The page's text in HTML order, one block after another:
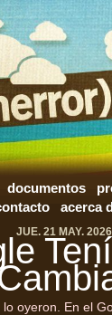
documentos
acerca
JUE. 21 MAY. 2026
oyeron. En el